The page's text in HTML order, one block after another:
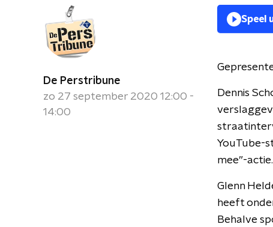
De Perstribune
zo 27 september 2020 12:00 -
14:00
Speel
Dennis
YouTube-
mee”-
Glenn
heeft
Behalve